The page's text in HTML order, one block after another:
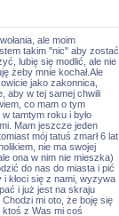
ale moim
takim "nic" aby zostać
lubię się modlić, ale nie
żeby mnie kochał.Ale
jako zakonnica,
aby w tej samej chwili
co mam o tym
tamtym roku i było
Mam jeszcze jeden
mój tatuś zmarł 6 lat
nie ma swojej
ona w nim nie mieszka)
do nas do miasta i pić
kłoci się z nami, wyzywa
i już jest na skraju
mi oto, że boję się
ktoś z Was mi coś